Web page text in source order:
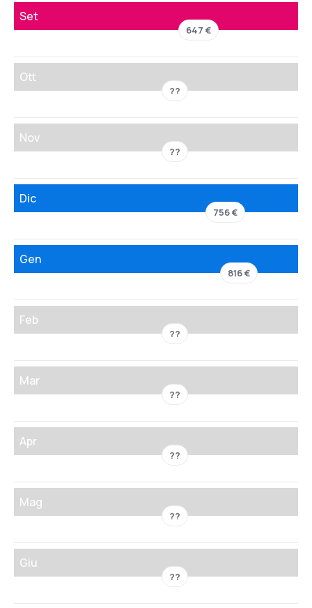
Set
647 €
Ott
??
Nov
??
Dic
756 €
Gen
816 €
Feb
??
Mar
??
Apr
??
Mag
??
Giu
??